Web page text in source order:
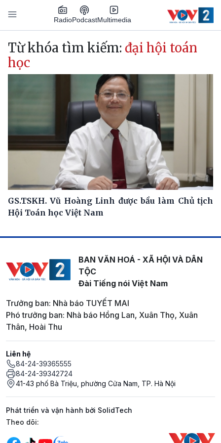
Nhảy đến nội dung
RadioPodcastMultimedia
Main navigation
Từ khóa tìm kiếm: đại hội toán
học
GS.TSKH. Vũ Hoàng Linh được bầu làm Chủ tịch
Hội Toán học Việt Nam
BAN VĂN HOÁ - XÃ HỘI VÀ DÂN
TỘC
Đài Tiếng nói Việt Nam
Trưởng ban: Nhà báo TUYẾT MAI
Phó trưởng ban: Nhà báo Hồng Lan, Xuân Thọ, Xuân
Thân, Hoài Thu
Liên hệ
84-24-39365555
84-24-39342724
41-43 phố Bà Triệu, phường Cửa Nam, TP. Hà Nội
Phát triển và vận hành bởi SolidTech
Mạng xã hội
Theo dõi: